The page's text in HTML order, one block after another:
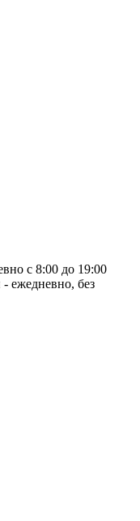
с 8:00 до 19:00
ежедневно, без